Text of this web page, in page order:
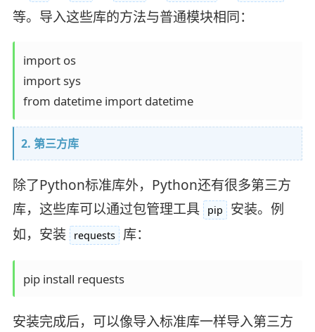
等。导入这些库的方法与普通模块相同：
import os
import sys
from datetime import datetime
2. 第三方库
除了Python标准库外，Python还有很多第三方
库，这些库可以通过包管理工具
pip
安装。例
如，安装
requests 库：
pip install requests
安装完成后，可以像导入标准库一样导入第三方